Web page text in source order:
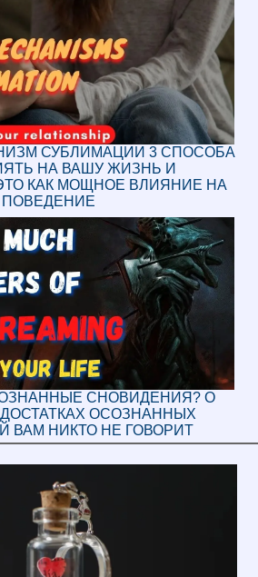
СУБЛИМАЦИИ 3 СПОСОБА
НА ВАШУ ЖИЗНЬ И
КАК МОЩНОЕ ВЛИЯНИЕ НА
ПОВЕДЕНИЕ
СНОВИДЕНИЯ? О
ОСОЗНАННЫХ
ВАМ НИКТО НЕ ГОВОРИТ